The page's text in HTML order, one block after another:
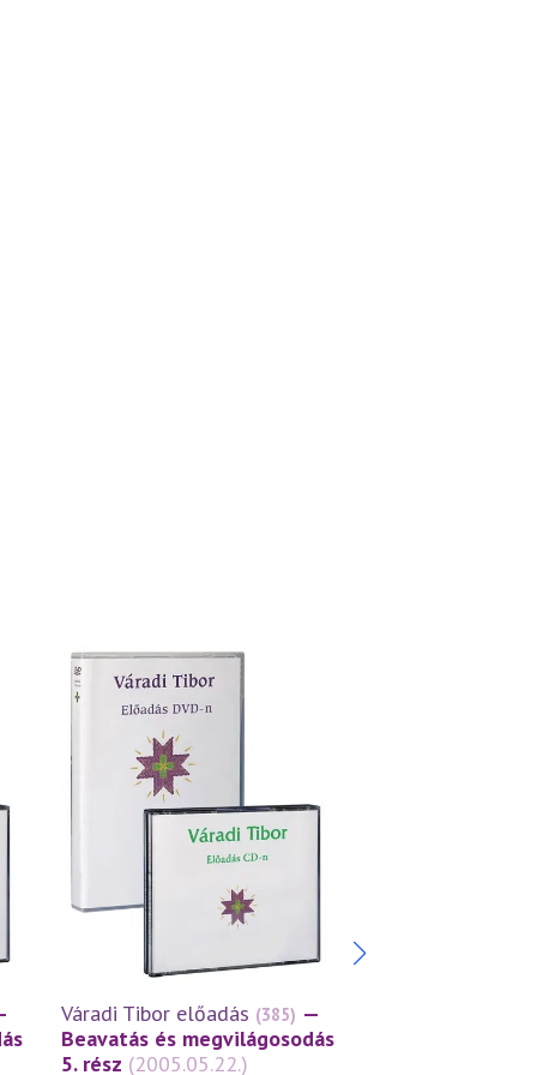
Váradi Tibor előadás (385) —
Beavatás és megvilágosodás
5. rész (2005.05.22.)